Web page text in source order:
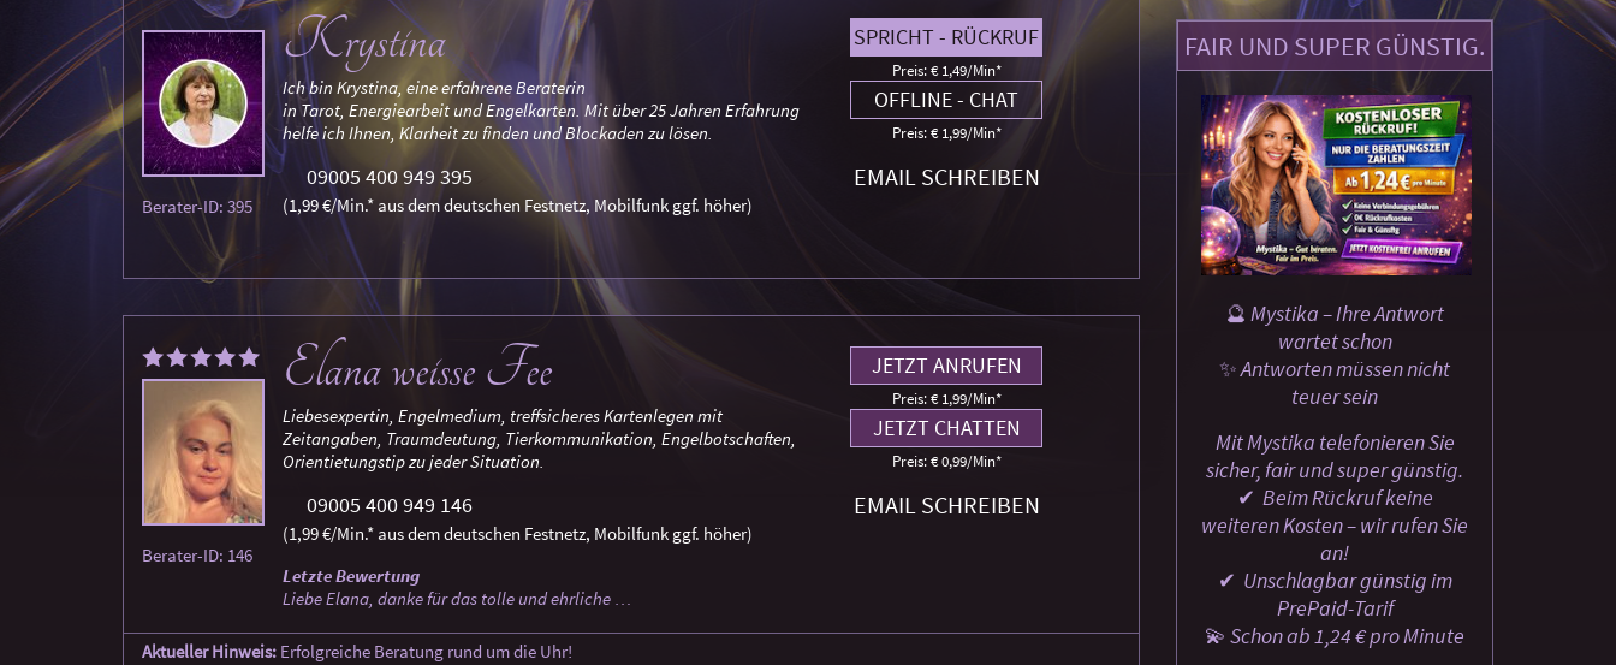
FAIR UND SUPER GÜNSTIG.
🔮 Mystika – Ihre Antwort
wartet schon
✨ Antworten müssen nicht
teuer sein
Mit Mystika telefonieren Sie
sicher, fair und super günstig.
✔ ️ Beim Rückruf keine
weiteren Kosten – wir rufen Sie
an!
✔ ️ Unschlagbar günstig im
PrePaid-Tarif
💫 Schon ab 1,24 € pro Minute
Berater-ID: 395
Krystina
Ich bin Krystina, eine erfahrene Beraterin
in Tarot, Energiearbeit und Engelkarten. Mit über 25 Jahren Erfahrung
helfe ich Ihnen, Klarheit zu finden und Blockaden zu lösen.
09005 400 949 395
(1,99 €/Min.* aus dem deutschen Festnetz, Mobilfunk ggf. höher)
SPRICHT - RÜCKRUF
Preis: € 1,49/Min*
OFFLINE - CHAT
Preis: € 1,99/Min*
EMAIL SCHREIBEN
Berater-ID: 146
Elana weisse Fee
Liebesexpertin, Engelmedium, treffsicheres Kartenlegen mit
Zeitangaben, Traumdeutung, Tierkommunikation, Engelbotschaften,
Orientietungstip zu jeder Situation.
09005 400 949 146
(1,99 €/Min.* aus dem deutschen Festnetz, Mobilfunk ggf. höher)
Letzte Bewertung
Liebe Elana, danke für das tolle und ehrliche …
JETZT ANRUFEN
Preis: € 1,99/Min*
JETZT CHATTEN
Preis: € 0,99/Min*
EMAIL SCHREIBEN
Aktueller Hinweis: Erfolgreiche Beratung rund um die Uhr!